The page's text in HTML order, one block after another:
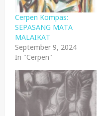
Cerpen Kompas:
SEPASANG MATA
MALAIKAT
September 9, 2024
In "Cerpen"